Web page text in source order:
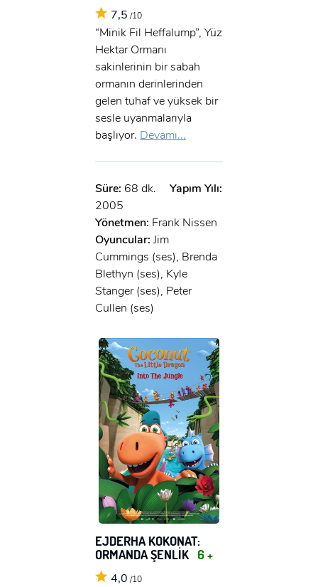
7,5 /10
“Minik Fil Heffalump”, Yüz
Hektar Ormanı
sakinlerinin bir sabah
ormanın derinlerinden
gelen tuhaf ve yüksek bir
sesle uyanmalarıyla
başlıyor. Devamı...
Süre: 68 dk.
Yapım Yılı:
2005
Yönetmen: Frank Nissen
Oyuncular: Jim
Cummings (ses), Brenda
Blethyn (ses), Kyle
Stanger (ses), Peter
Cullen (ses)
EJDERHA KOKONAT:
ORMANDA ŞENLİK 6 +
4,0 /10